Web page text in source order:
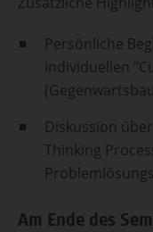
Persönliche
individuellen
Diskussion
Thinking
Am Ende des